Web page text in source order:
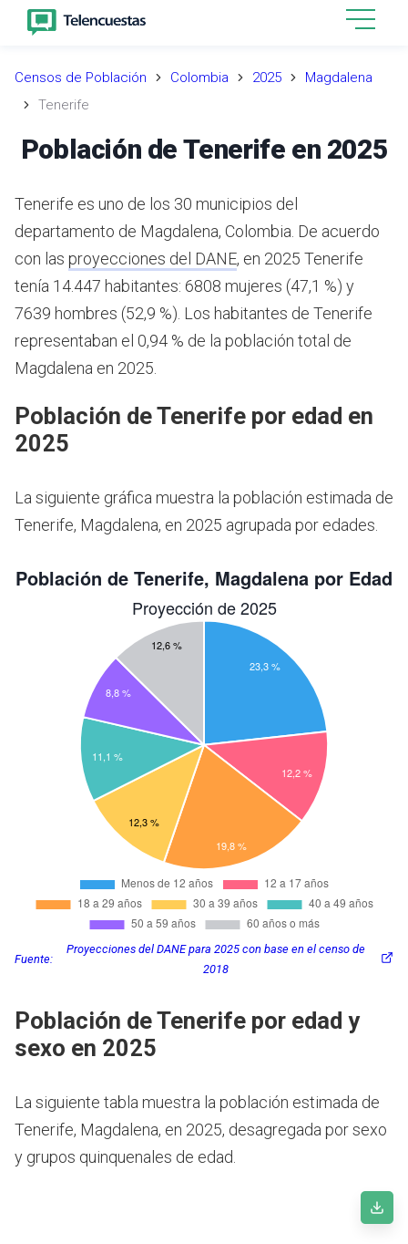
Censos de Población Colombia 2025
Magdalena
Tenerife
Población de Tenerife en 2025
Tenerife es uno de los 30 municipios del
departamento de Magdalena, Colombia. De acuerdo
con las proyecciones del DANE, en 2025 Tenerife
tenía 14.447 habitantes: 6808 mujeres (47,1 %) y
7639 hombres (52,9 %). Los habitantes de Tenerife
representaban el 0,94 % de la población total de
Magdalena en 2025.
Población de Tenerife por edad en
2025
La siguiente gráfica muestra la población estimada de
Tenerife, Magdalena, en 2025 agrupada por edades.
Fuente:
Proyecciones del DANE para 2025 con base en el censo de
2018
Población de Tenerife por edad y
sexo en 2025
La siguiente tabla muestra la población estimada de
Tenerife, Magdalena, en 2025, desagregada por sexo
y grupos quinquenales de edad.